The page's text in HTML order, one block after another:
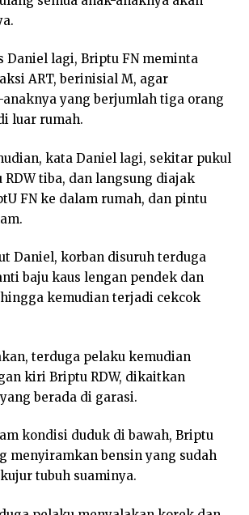
Daniel lagi, Briptu FN meminta
ART, berinisial M, agar
yang berjumlah tiga orang
luar rumah.
kata Daniel lagi, sekitar pukul
RDW tiba, dan langsung diajak
FN ke dalam rumah, dan pintu
Daniel, korban disuruh terduga
baju kaus lengan pendek dan
kemudian terjadi cekcok
terduga pelaku kemudian
kiri Briptu RDW, dikaitkan
berada di garasi.
kondisi duduk di bawah, Briptu
menyiramkan bensin yang sudah
tubuh suaminya.